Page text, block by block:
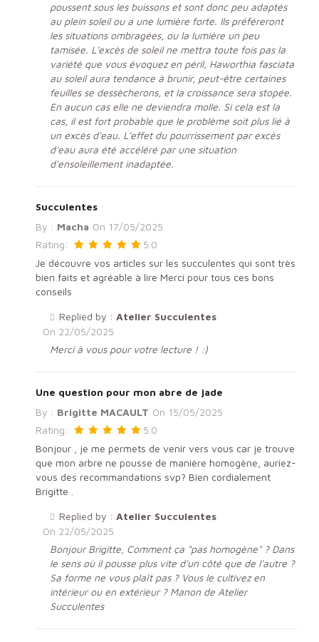
poussent sous les buissons et sont donc peu adaptés
au plein soleil ou a une lumière forte. Ils préféreront
les situations ombragées, ou la lumière un peu
tamisée. L'excès de soleil ne mettra toute fois pas la
variété que vous évoquez en péril, Haworthia fasciata
au soleil aura tendance à brunir, peut-être certaines
feuilles se dessècherons, et la croissance sera stopée.
En aucun cas elle ne deviendra molle. Si cela est la
cas, il est fort probable que le problème soit plus lié à
un excès d'eau. L'effet du pourrissement par excès
d'eau aura été accéléré par une situation
d'ensoleillement inadaptée.
Succulentes
By : Macha On 17/05/2025
Rating:
5.0
Je découvre vos articles sur les succulentes qui sont très
bien faits et agréable à lire Merci pour tous ces bons
conseils
Replied by : Atelier Succulentes
On 22/05/2025
Merci à vous pour votre lecture ! :)
Une question pour mon abre de jade
By : Brigitte MACAULT On 15/05/2025
Rating:
5.0
Bonjour , je me permets de venir vers vous car je trouve
que mon arbre ne pousse de manière homogène, auriez-
vous des recommandations svp? Bien cordialement
Brigitte .
Replied by : Atelier Succulentes
On 22/05/2025
Bonjour Brigitte, Comment ça "pas homogène" ? Dans
le sens où il pousse plus vite d'un côté que de l'autre ?
Sa forme ne vous plaît pas ? Vous le cultivez en
intérieur ou en extérieur ? Manon de Atelier
Succulentes